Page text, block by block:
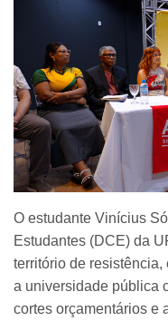
O estudante Vinícius
Estudantes (DCE) da
território de
a universidade pública
cortes orçamentários e